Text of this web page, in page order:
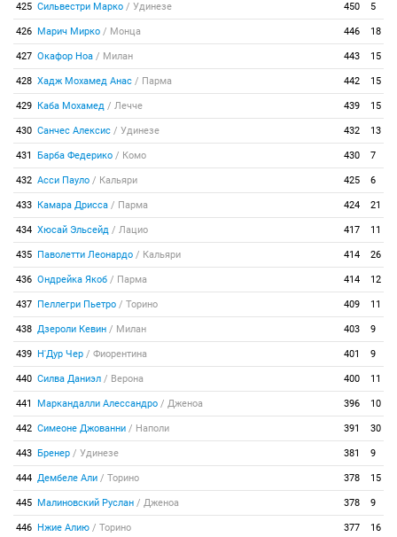
425 Сильвестри Марко / Удинезе 450 5
426 Марич Мирко / Монца 446 18
427 Окафор Ноа / Милан 443 15
428 Хадж Мохамед Анас / Парма 442 15
429 Каба Мохамед / Лечче 439 15
430 Санчес Алексис / Удинезе 432 13
431 Барба Федерико / Комо 430 7
432 Асси Пауло / Кальяри 425 6
433 Камара Дрисса / Парма 424 21
434 Хюсай Эльсейд / Лацио 417 11
435 Паволетти Леонардо / Кальяри 414 26
436 Ондрейка Якоб / Парма 414 12
437 Пеллегри Пьетро / Торино 409 11
438 Дзероли Кевин / Милан 403 9
439 Н'Дур Чер / Фиорентина 401 9
440 Силва Даниэл / Верона 400 11
441 Маркандалли Алессандро / Дженоа 396 10
442 Симеоне Джованни / Наполи 391 30
443 Бренер / Удинезе 381 9
444 Дембеле Али / Торино 378 15
445 Малиновский Руслан / Дженоа 378 9
446 Нжие Алию / Торино 377 16